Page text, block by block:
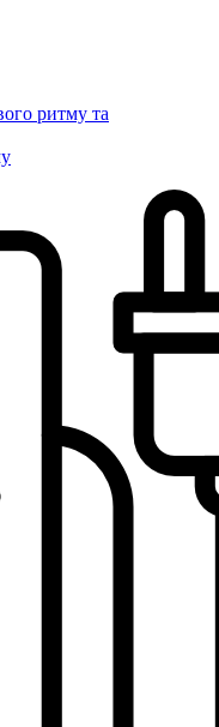
ритму та